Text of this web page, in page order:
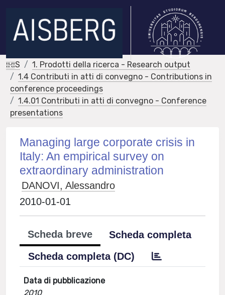
IRIS
1. Prodotti della ricerca - Research output
1.4 Contributi in atti di convegno - Contributions in
conference proceedings
1.4.01 Contributi in atti di convegno - Conference
presentations
Managing large corporate crisis in
Italy: An empirical survey on
extraordinary administration
DANOVI, Alessandro
2010-01-01
Scheda breve
Scheda completa
Scheda completa (DC)
Data di pubblicazione
2010